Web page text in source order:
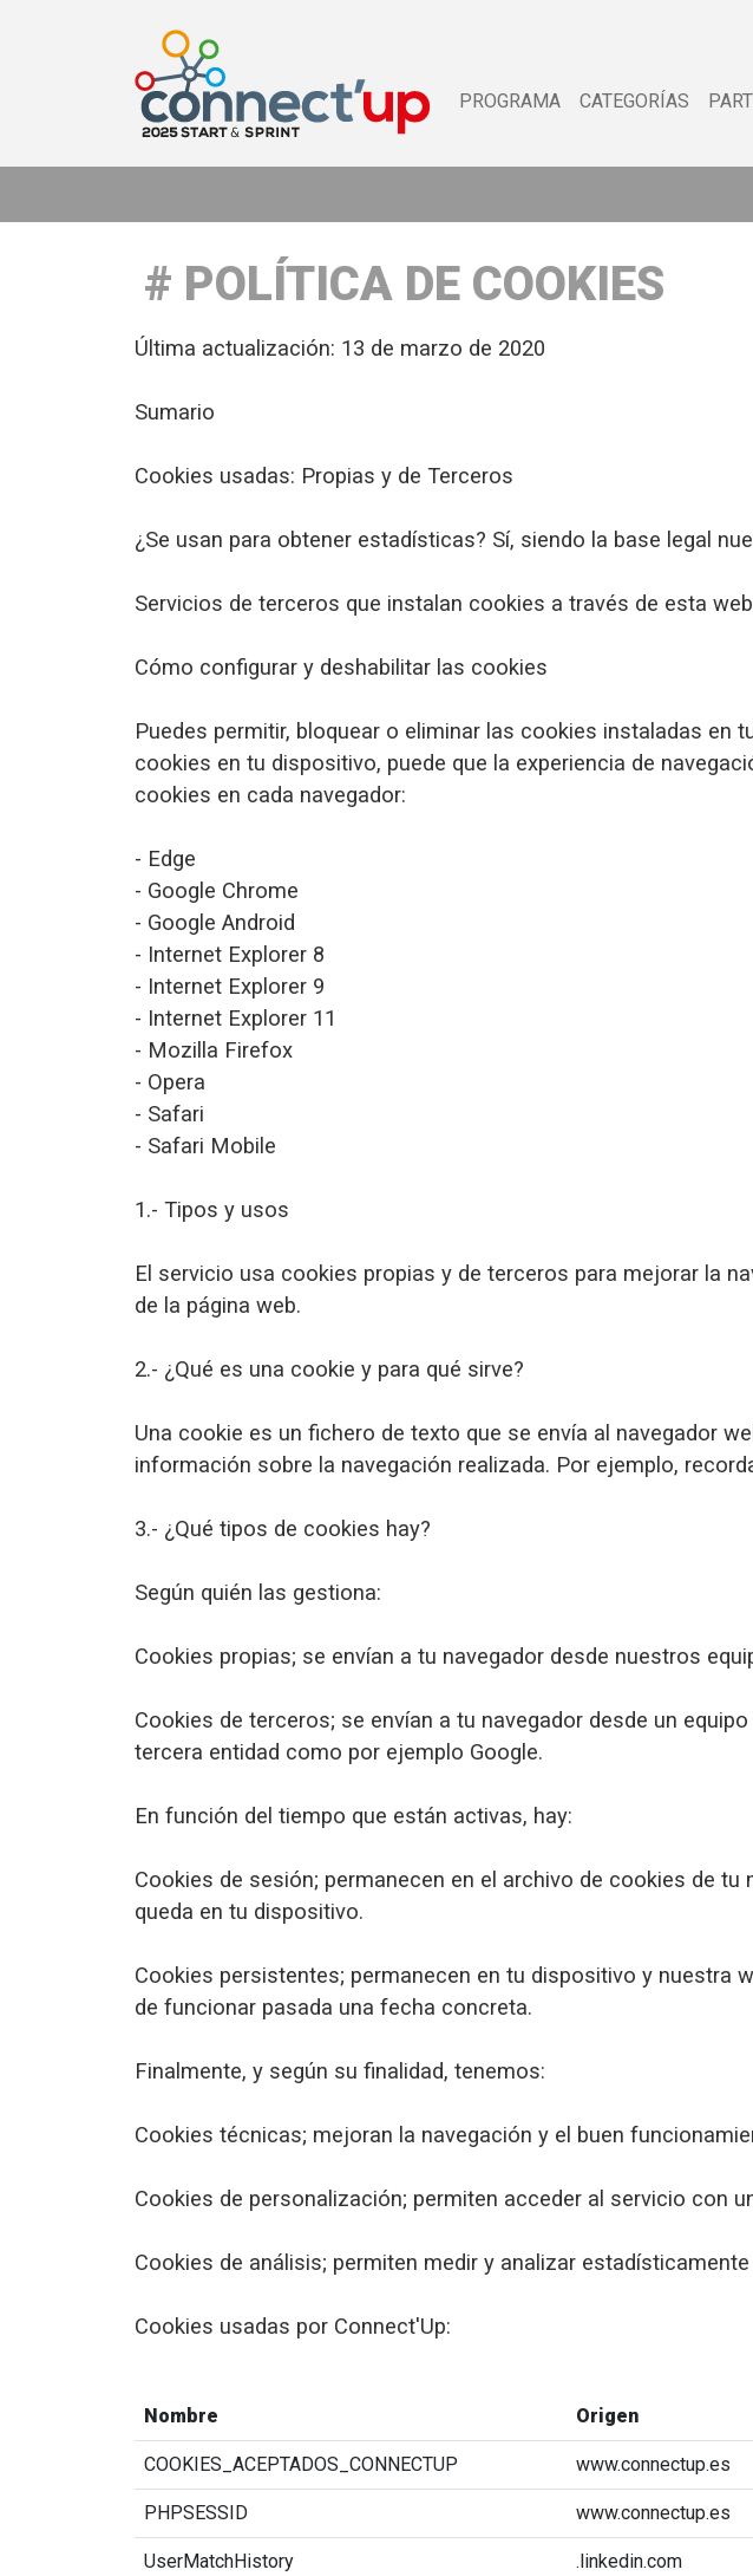
PROGRAMA CATEGORÍAS
POLÍTICA DE COOKIES
Última actualización: 13 de marzo de 2020
Sumario
Cookies usadas: Propias y de Terceros
¿Se usan para obtener estadísticas? Sí, siendo la base legal
Servicios de terceros que instalan cookies a través de esta
Cómo configurar y deshabilitar las cookies
Puedes permitir, bloquear o eliminar las cookies instaladas en
cookies en tu dispositivo, puede que la experiencia de
cookies en cada navegador:
- Edge
- Google Chrome
- Google Android
- Internet Explorer 8
- Internet Explorer 9
- Internet Explorer 11
- Mozilla Firefox
- Opera
- Safari
- Safari Mobile
1.- Tipos y usos
El servicio usa cookies propias y de terceros para mejorar la
de la página web.
2.- ¿Qué es una cookie y para qué sirve?
Una cookie es un fichero de texto que se envía al navegador
información sobre la navegación realizada. Por ejemplo,
3.- ¿Qué tipos de cookies hay?
Según quién las gestiona:
Cookies propias; se envían a tu navegador desde nuestros
Cookies de terceros; se envían a tu navegador desde un
tercera entidad como por ejemplo Google.
En función del tiempo que están activas, hay:
Cookies de sesión; permanecen en el archivo de cookies de
queda en tu dispositivo.
Cookies persistentes; permanecen en tu dispositivo y nuestra
de funcionar pasada una fecha concreta.
Finalmente, y según su finalidad, tenemos:
Cookies técnicas; mejoran la navegación y el buen
Cookies de personalización; permiten acceder al servicio con
Cookies de análisis; permiten medir y analizar
Cookies usadas por Connect'Up:
Nombre Origen
COOKIES_ACEPTADOS_CONNECTUP www.connectup.es
PHPSESSID www.connectup.es
UserMatchHistory .linkedin.com